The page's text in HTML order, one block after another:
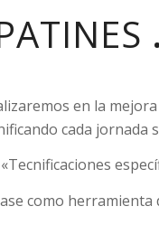
.
en la
cada jornada
como herramienta